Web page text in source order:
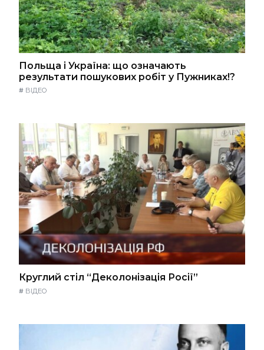
Польща і Україна: що означають
результати пошукових робіт у Пужниках!?
# ВІДЕО
Круглий стіл “Деколонізація Росії”
# ВІДЕО